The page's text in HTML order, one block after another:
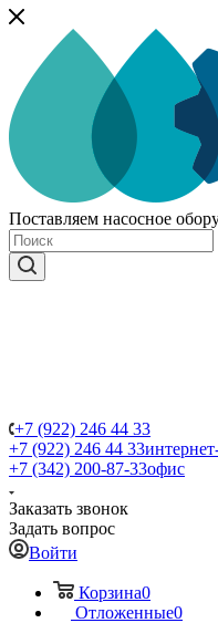
Поставляем насосное
+7 (922) 246 44 33
+7 (922) 246 44 33
+7 (342) 200-87-33офис
Заказать звонок
Задать вопрос
Войти
Корзина0
Отложенные0